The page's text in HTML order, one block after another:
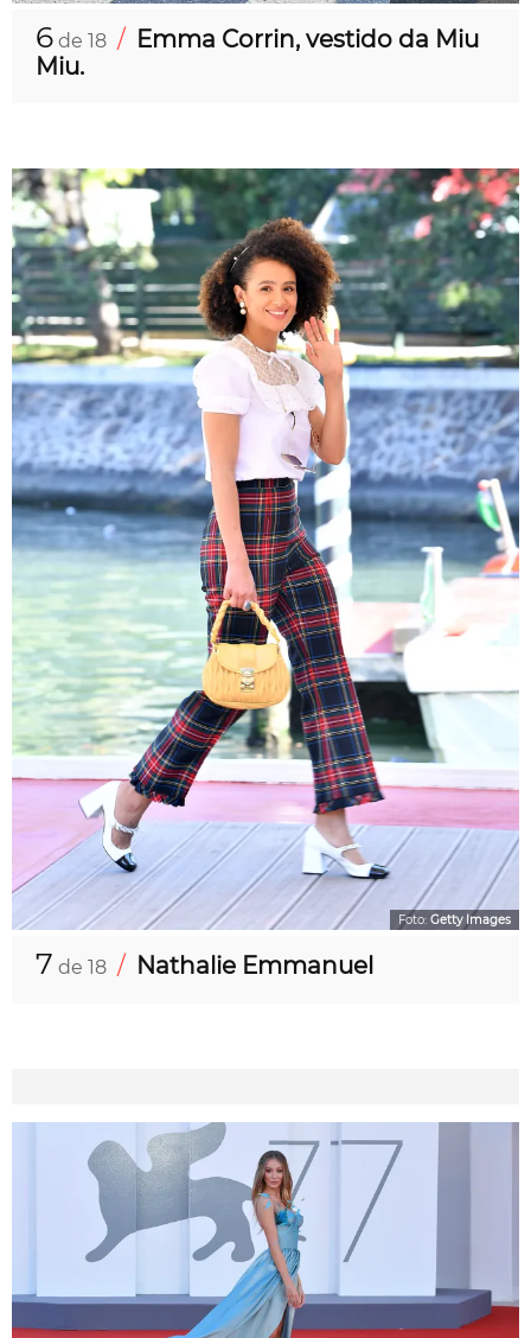
6 de 18 / Emma Corrin, vestido da Miu
Miu.
Foto: Getty Images
7 de 18 / Nathalie Emmanuel